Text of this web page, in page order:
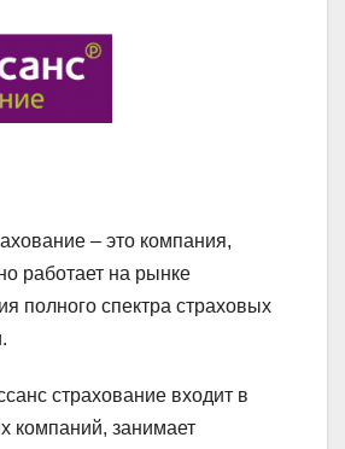
– это компания,
работает на рынке
полного спектра страховых
страхование входит в
компаний, занимает